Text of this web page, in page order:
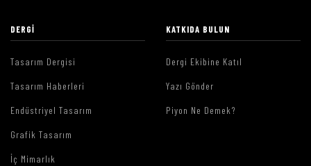
DERGI
Tasarım Dergisi
Tasarım Haberleri
Endüstriyel Tasarım
Grafik Tasarım
İç Mimarlık
KATKIDA BULUN
Dergi Ekibine Katıl
Yazı Gönder
Piyon Ne Demek?